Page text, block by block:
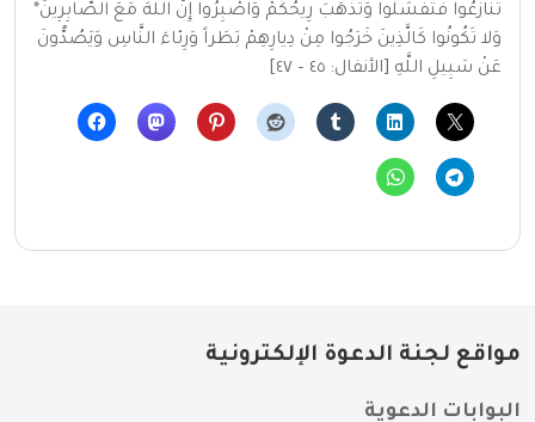
تَنازَعُوا فَتَفْشَلُوا وَتَذْهَبَ رِيحُكُمْ وَاصْبِرُوا إِنَّ اللَّهَ مَعَ الصَّابِرِينَ*
وَلا تَكُونُوا كَالَّذِينَ خَرَجُوا مِنْ دِيارِهِمْ بَطَراً وَرِئاءَ النَّاسِ وَيَصُدُّونَ
عَنْ سَبِيلِ اللَّهِ [الأنفال: ٤٥ – ٤٧]
مواقع لجنة الدعوة الإلكترونية
البوابات الدعوية